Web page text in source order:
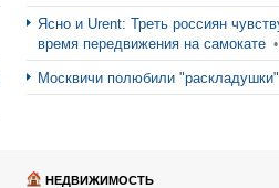
Ясно и Urent: Треть россиян
время передвижения на самокате
Москвичи полюбили
НЕДВИЖИМОСТЬ